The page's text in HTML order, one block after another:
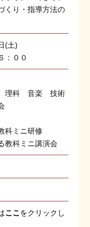
くり・指導方法の
(土)
：００
科 音楽 技術
科ミニ研修
教科ミニ講演会
ここ をクリックし